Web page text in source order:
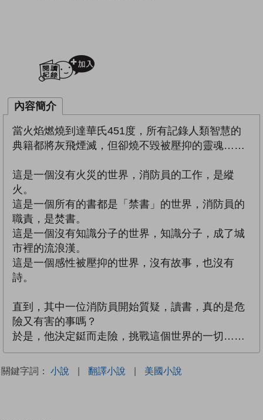
內容簡介
當火焰燃燒到達華氏451度，所有記錄人類智慧的
典籍都將灰飛煙滅，但卻燒不毀被壓抑的靈魂……
這是一個沒有火災的世界，消防員的工作，是縱
火。
這是一個所有的書都是「禁書」的世界，消防員的
職責，是焚書。
這是一個沒有知識分子的世界，知識分子，成了城
市裡的流浪漢。
這是一個感性被壓抑的世界，沒有故事，也沒有
詩。
直到，其中一位消防員開始質疑，讀書，真的是危
險又有害的事嗎？
於是，他決定鋌而走險，挑戰這個世界的一切……
關鍵字詞： 小說 | 翻譯小說 | 美國小說